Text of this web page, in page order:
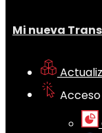
Mi nueva